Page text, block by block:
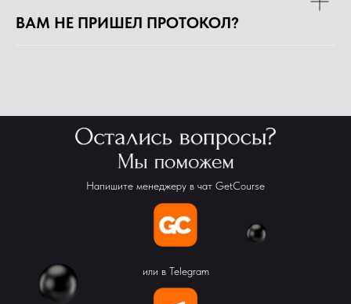
ВАМ НЕ ПРИШЕЛ ПРОТОКОЛ?
Напишите менеджеру в чат GetCourse
или в Telegram